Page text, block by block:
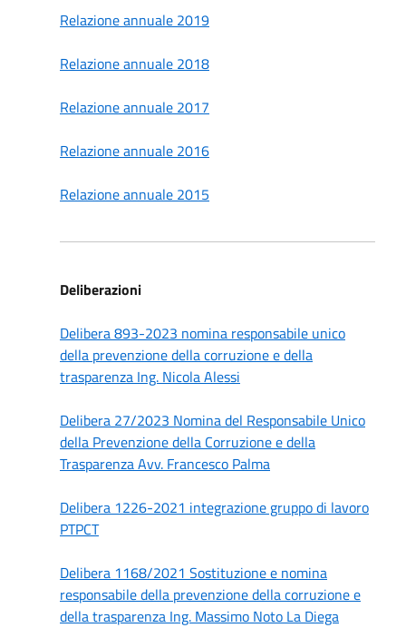
Relazione annuale 2019
Relazione annuale 2018
Relazione annuale 2017
Relazione annuale 2016
Relazione annuale 2015
Deliberazioni
Delibera 893-2023 nomina responsabile unico
della prevenzione della corruzione e della
trasparenza Ing. Nicola Alessi
Delibera 27/2023 Nomina del Responsabile Unico
della Prevenzione della Corruzione e della
Trasparenza Avv. Francesco Palma
Delibera 1226-2021 integrazione gruppo di lavoro
PTPCT
Delibera 1168/2021 Sostituzione e nomina
responsabile della prevenzione della corruzione e
della trasparenza Ing. Massimo Noto La Diega